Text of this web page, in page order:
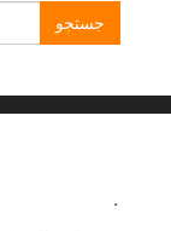
برای: